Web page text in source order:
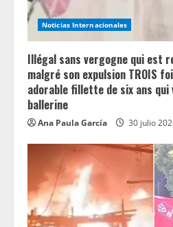
Noticias Internacionales
Illégal sans vergogne qui est
malgré son expulsion TROIS
adorable fillette de six ans
ballerine
Ana Paula García 30 julio